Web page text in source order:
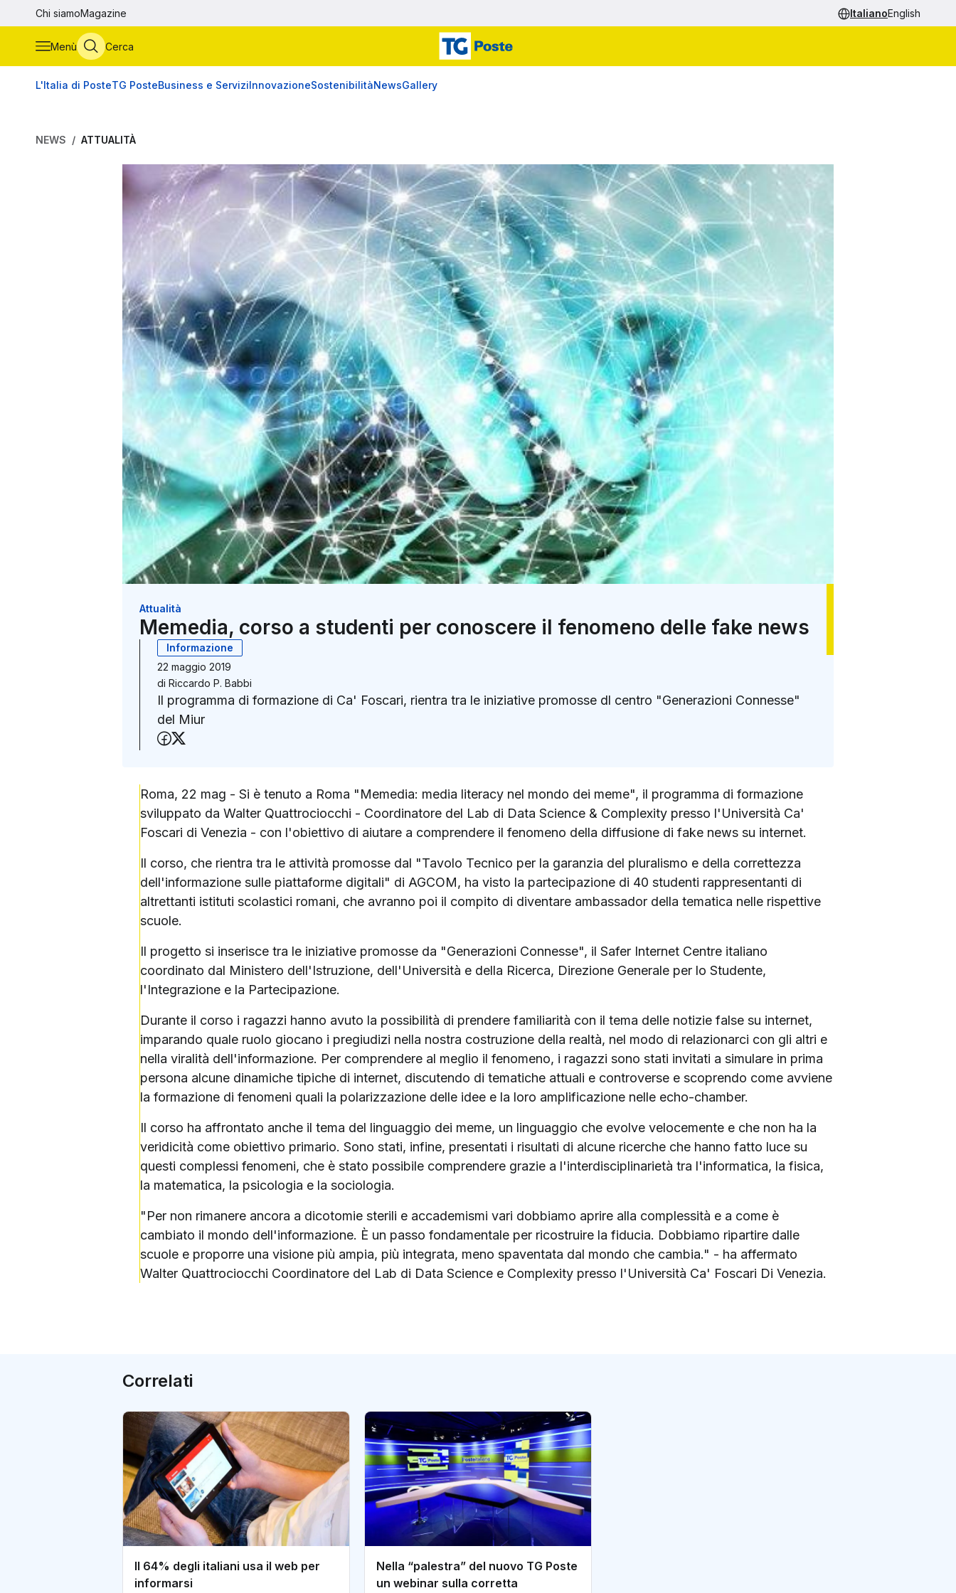
Vai al contenuto principale
Chi siamoMagazine ItalianoEnglish
Menù Cerca
L'Italia di PosteTG PosteBusiness e ServiziInnovazioneSostenibilitàNewsGallery
NEWS ATTUALITÀ
Attualità
Memedia, corso a studenti per conoscere il fenomeno delle fake news
Informazione
22 maggio 2019
di Riccardo P. Babbi
Il programma di formazione di Ca' Foscari, rientra tra le iniziative promosse dl centro "Generazioni Connesse"
del Miur
Condividi su Facebook
Roma, 22 mag - Si è tenuto a Roma "Memedia: media literacy nel mondo dei meme", il programma di formazione
sviluppato da Walter Quattrociocchi - Coordinatore del Lab di Data Science & Complexity presso l'Università Ca'
Foscari di Venezia - con l'obiettivo di aiutare a comprendere il fenomeno della diffusione di fake news su internet.
Il corso, che rientra tra le attività promosse dal "Tavolo Tecnico per la garanzia del pluralismo e della correttezza
dell'informazione sulle piattaforme digitali" di AGCOM, ha visto la partecipazione di 40 studenti rappresentanti di
altrettanti istituti scolastici romani, che avranno poi il compito di diventare ambassador della tematica nelle rispettive
scuole.
Il progetto si inserisce tra le iniziative promosse da "Generazioni Connesse", il Safer Internet Centre italiano
coordinato dal Ministero dell'Istruzione, dell'Università e della Ricerca, Direzione Generale per lo Studente,
l'Integrazione e la Partecipazione.
Durante il corso i ragazzi hanno avuto la possibilità di prendere familiarità con il tema delle notizie false su internet,
imparando quale ruolo giocano i pregiudizi nella nostra costruzione della realtà, nel modo di relazionarci con gli altri e
nella viralità dell'informazione. Per comprendere al meglio il fenomeno, i ragazzi sono stati invitati a simulare in prima
persona alcune dinamiche tipiche di internet, discutendo di tematiche attuali e controverse e scoprendo come avviene
la formazione di fenomeni quali la polarizzazione delle idee e la loro amplificazione nelle echo-chamber.
Il corso ha affrontato anche il tema del linguaggio dei meme, un linguaggio che evolve velocemente e che non ha la
veridicità come obiettivo primario. Sono stati, infine, presentati i risultati di alcune ricerche che hanno fatto luce su
questi complessi fenomeni, che è stato possibile comprendere grazie a l'interdisciplinarietà tra l'informatica, la fisica,
la matematica, la psicologia e la sociologia.
"Per non rimanere ancora a dicotomie sterili e accademismi vari dobbiamo aprire alla complessità e a come è
cambiato il mondo dell'informazione. È un passo fondamentale per ricostruire la fiducia. Dobbiamo ripartire dalle
scuole e proporre una visione più ampia, più integrata, meno spaventata dal mondo che cambia." - ha affermato
Walter Quattrociocchi Coordinatore del Lab di Data Science e Complexity presso l'Università Ca' Foscari Di Venezia.
Correlati
Il 64% degli italiani usa il web per
informarsi
Nella “palestra” del nuovo TG Poste
un webinar sulla corretta